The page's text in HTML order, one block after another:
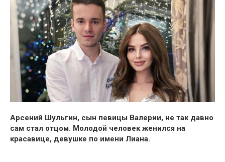
Арсений Шульгин, сын певицы Валерии, не так давно
сам стал отцом. Молодой человек женился на
красавице, девушке по имени Лиана.